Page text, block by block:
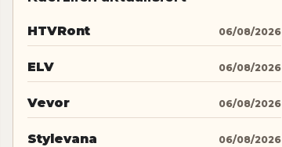
HTVRont 06/08/2026
ELV 06/08/2026
Vevor 06/08/2026
Stylevana 06/08/2026